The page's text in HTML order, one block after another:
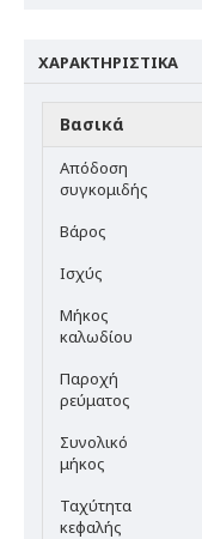
ΧΑΡΑΚΤΗΡΙΣΤΙΚΆ
Βασικά
Απόδοση
συγκομιδής
Βάρος
Ισχύς
Μήκος
καλωδίου
Παροχή
ρεύματος
Συνολικό
μήκος
Ταχύτητα
κεφαλής